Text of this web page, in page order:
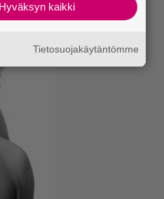
Hyväksyn kaikki
Tietosuojakäytäntömme